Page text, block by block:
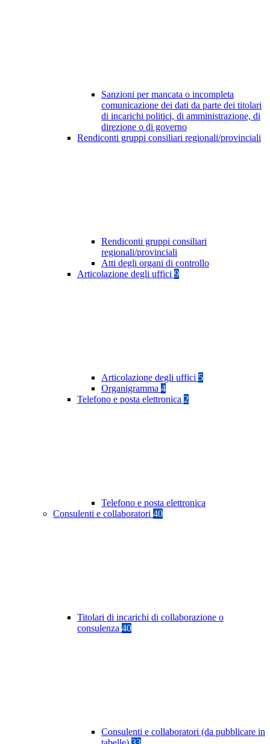
Sanzioni per mancata o incompleta
comunicazione dei dati da parte dei titolari
di incarichi politici, di amministrazione, di
direzione o di governo
Rendiconti gruppi consiliari regionali/provinciali
Rendiconti gruppi consiliari
regionali/provinciali
Atti degli organi di controllo
Articolazione degli uffici 9
Articolazione degli uffici 5
Organigramma 4
Telefono e posta elettronica 2
Telefono e posta elettronica
Consulenti e collaboratori 40
Titolari di incarichi di collaborazione o
consulenza 40
Consulenti e collaboratori (da pubblicare in